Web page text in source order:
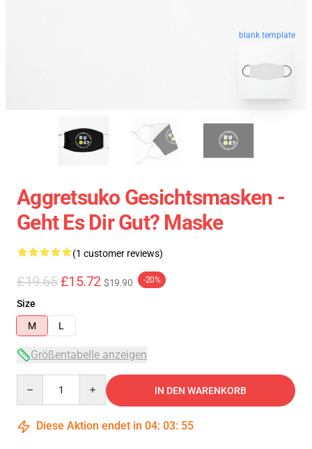
blank template
Aggretsuko Gesichtsmasken -
Geht Es Dir Gut? Maske
(1 customer reviews)
£19.65 £15.72 $19.90 -20%
Size
M
L
Größentabelle anzeigen
IN DEN WARENKORB
Diese Aktion endet in 04: 03: 54